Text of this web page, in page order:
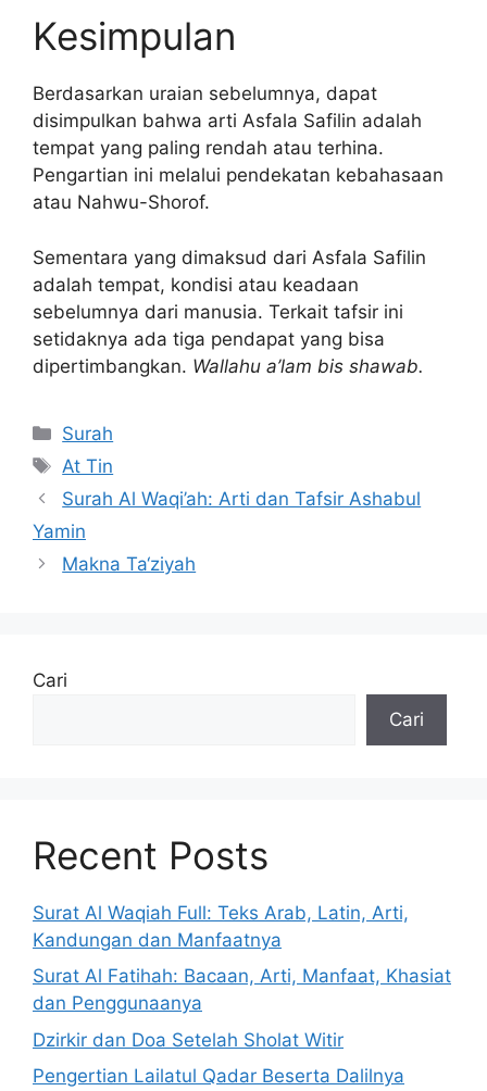
Kesimpulan
Berdasarkan uraian sebelumnya, dapat
disimpulkan bahwa arti Asfala Safilin adalah
tempat yang paling rendah atau terhina.
Pengartian ini melalui pendekatan kebahasaan
atau Nahwu-Shorof.
Sementara yang dimaksud dari Asfala Safilin
adalah tempat, kondisi atau keadaan
sebelumnya dari manusia. Terkait tafsir ini
setidaknya ada tiga pendapat yang bisa
dipertimbangkan. Wallahu a’lam bis shawab.
Kategori
Surah
Tag
At Tin
Surah Al Waqi’ah: Arti dan Tafsir Ashabul
Yamin
Makna Ta‘ziyah
Cari
Cari
Recent Posts
Surat Al Waqiah Full: Teks Arab, Latin, Arti,
Kandungan dan Manfaatnya
Surat Al Fatihah: Bacaan, Arti, Manfaat, Khasiat
dan Penggunaanya
Dzirkir dan Doa Setelah Sholat Witir
Pengertian Lailatul Qadar Beserta Dalilnya